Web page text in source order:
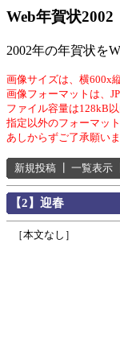
Web年賀状2002
2002年の年賀状を
画像サイズは、横600x
画像フォーマットは、
ファイル容量は128kB
指定以外のフォーマッ
あしからずご了承願いま
新規投稿 一覧表示
【2】迎春
［本文なし］